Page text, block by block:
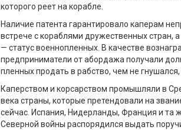
которого реет на корабле.
Наличие патента гарантировало каперам
встрече с кораблями дружественных стран,
— статус военнопленных. В качестве
предприниматели от абордажа получали
пленных продать в рабство, чем не гнушался
Каперством и корсарством промышляли в
века страны, которые претендовали на
сейчас. Испания, Нидерланды, Франция и та
Северной войны распорядился выдать